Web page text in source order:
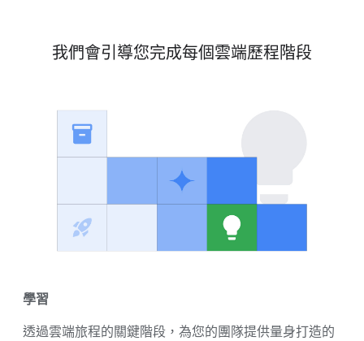
我們會引導您完成每個雲端歷程階段
學習
透過雲端旅程的關鍵階段，為您的團隊提供量身打造的